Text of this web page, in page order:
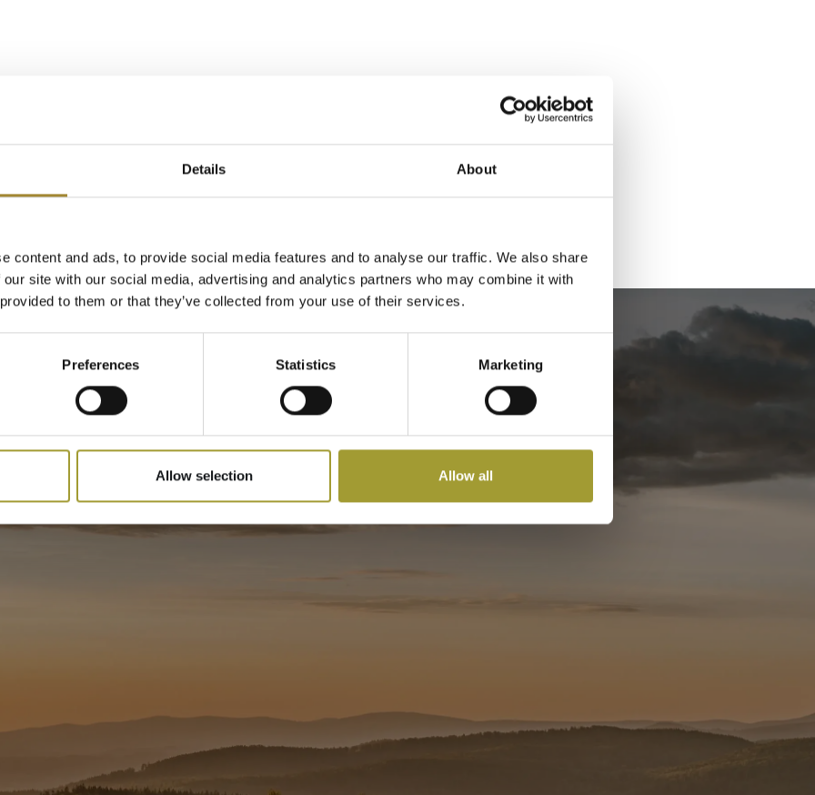
Details About
content and ads, to provide social media features and to analyse our traffic. We also share
site with our social media, advertising and analytics partners who may combine it with
to them or that they’ve collected from your use of their services.
Preferences Statistics Marketing
Allow selection Allow all